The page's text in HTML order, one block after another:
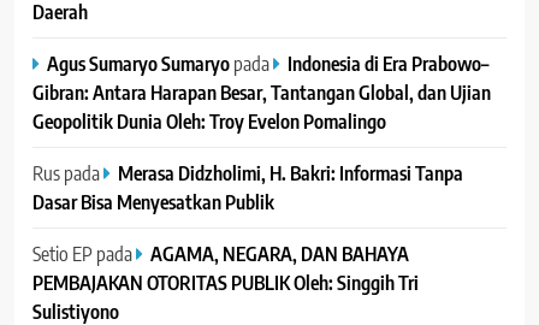
Daerah
Agus Sumaryo Sumaryopada
Indonesia di Era Prabowo–
Gibran: Antara Harapan Besar, Tantangan Global, dan Ujian
Geopolitik Dunia Oleh: Troy Evelon Pomalingo
Ruspada
Merasa Didzholimi, H. Bakri: Informasi Tanpa
Dasar Bisa Menyesatkan Publik
Setio EP pada
AGAMA, NEGARA, DAN BAHAYA
PEMBAJAKAN OTORITAS PUBLIK Oleh: Singgih Tri
Sulistiyono